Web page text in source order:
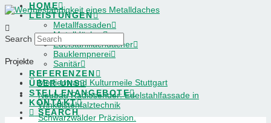
HOME
LEISTUNGEN
Metallfassaden
Metalldächer
Edelstahlflachdächer
Bauklempnerei
Sanitär
REFERENZEN
ÜBER UNS
STELLENANGEBOTE
KONTAKT
SEARCH
Search
Projekte
Medienwand Kulturmeile Stuttgart
Neubau Radiosender: Edelstahlfassade in
Winkelstehfalztechnik
Schwarzwälder Präzision.